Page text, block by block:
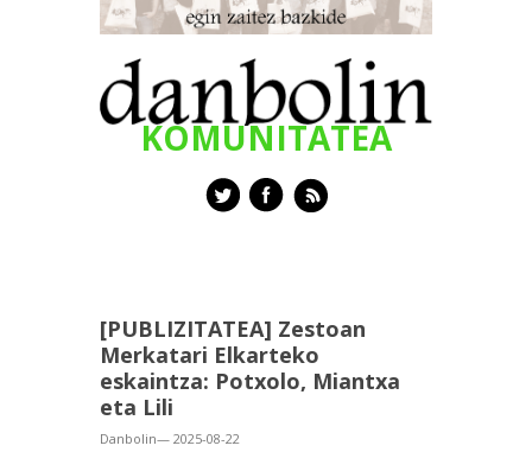
KOMUNITATEA
[PUBLIZITATEA] Zestoan
Merkatari Elkarteko
eskaintza: Potxolo, Miantxa
eta Lili
Danbolin— 2025-08-22